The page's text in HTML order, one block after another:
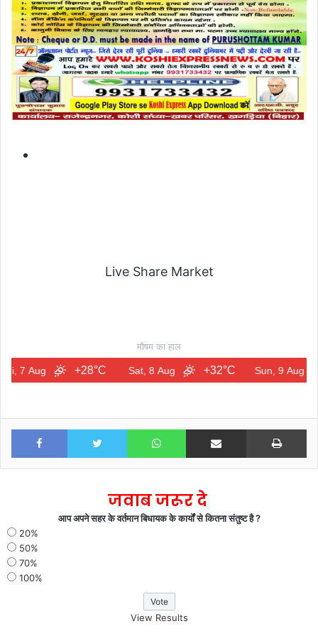
Live Share Market
मौषम का हाल
+28°C Sat, 8 Aug +32°C Sun, 9 Aug
Facebook Twitter WhatsApp Share via Email Print
जवाब जरूर दे
आप अपने सहर के वर्तमान बिधायक के कार्यों से कितना संतुष्ट है ?
20%
50%
70%
100%
View Results